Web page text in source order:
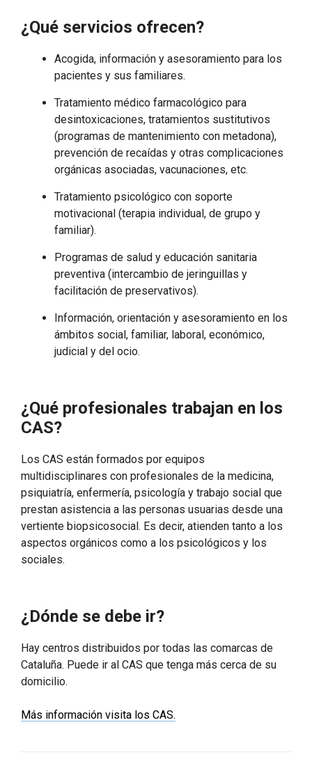
¿Qué servicios ofrecen?
Acogida, información y asesoramiento para los
pacientes y sus familiares.
Tratamiento médico farmacológico para
desintoxicaciones, tratamientos sustitutivos
(programas de mantenimiento con metadona),
prevención de recaídas y otras complicaciones
orgánicas asociadas, vacunaciones, etc.
Tratamiento psicológico con soporte
motivacional (terapia individual, de grupo y
familiar).
Programas de salud y educación sanitaria
preventiva (intercambio de jeringuillas y
facilitación de preservativos).
Información, orientación y asesoramiento en los
ámbitos social, familiar, laboral, económico,
judicial y del ocio.
¿Qué profesionales trabajan en los
CAS?
Los CAS están formados por equipos
multidisciplinares con profesionales de la medicina,
psiquiatría, enfermería, psicología y trabajo social que
prestan asistencia a las personas usuarias desde una
vertiente biopsicosocial. Es decir, atienden tanto a los
aspectos orgánicos como a los psicológicos y los
sociales.
¿Dónde se debe ir?
Hay centros distribuidos por todas las comarcas de
Cataluña. Puede ir al CAS que tenga más cerca de su
domicilio.
Más información visita los CAS.